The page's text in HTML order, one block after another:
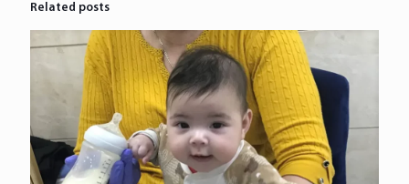
Related posts